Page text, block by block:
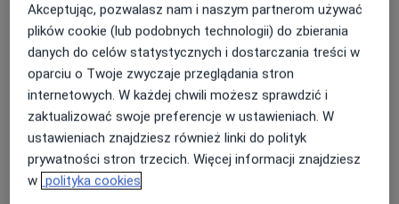
dr n. med. Ewa Jakubowicz
Neurolog, Neurolog dziecięcy·Więcej
622 opinie
Adres 1 Adres 2
Akceptując, pozwalasz nam i naszym partnerom używać
plików cookie (lub podobnych technologii) do zbierania
danych do celów statystycznych i dostarczania treści w
oparciu o Twoje zwyczaje przeglądania stron
internetowych. W każdej chwili możesz sprawdzić i
zaktualizować swoje preferencje w ustawieniach. W
ustawieniach znajdziesz również linki do polityk
prywatności stron trzecich. Więcej informacji znajdziesz
w polityka cookies